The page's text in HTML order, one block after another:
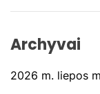
Archyvai
2026 m. liepos